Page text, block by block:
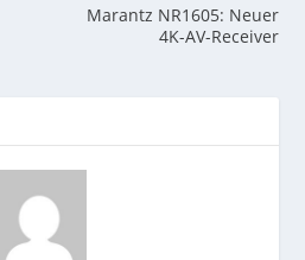
Marantz NR1605: Neuer
4K-AV-Receiver